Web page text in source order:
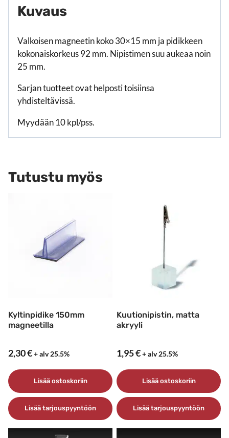
Kuvaus
Valkoisen magneetin koko 30×15 mm ja pidikkeen
kokonaiskorkeus 92 mm. Nipistimen suu aukeaa noin
25 mm.
Sarjan tuotteet ovat helposti toisiinsa
yhdisteltävissä.
Myydään 10 kpl/pss.
Tutustu myös
Kyltinpidike 150mm
magneetilla
2,30€+ alv 25.5%
Lisää ostoskoriin
Lisää tarjouspyyntöön
Kuutionipistin, matta
akryyli
1,95€+ alv 25.5%
Lisää ostoskoriin
Lisää tarjouspyyntöön